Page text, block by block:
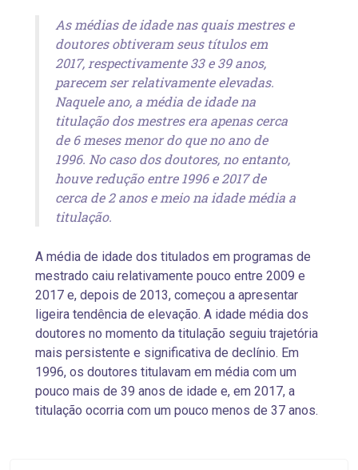
As médias de idade nas quais mestres e
doutores obtiveram seus títulos em
2017, respectivamente 33 e 39 anos,
parecem ser relativamente elevadas.
Naquele ano, a média de idade na
titulação dos mestres era apenas cerca
de 6 meses menor do que no ano de
1996. No caso dos doutores, no entanto,
houve redução entre 1996 e 2017 de
cerca de 2 anos e meio na idade média a
titulação.
A média de idade dos titulados em programas de
mestrado caiu relativamente pouco entre 2009 e
2017 e, depois de 2013, começou a apresentar
ligeira tendência de elevação. A idade média dos
doutores no momento da titulação seguiu trajetória
mais persistente e significativa de declínio. Em
1996, os doutores titulavam em média com um
pouco mais de 39 anos de idade e, em 2017, a
titulação ocorria com um pouco menos de 37 anos.